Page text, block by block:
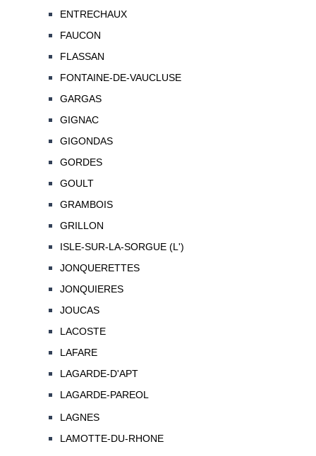
ENTRECHAUX
FAUCON
FLASSAN
FONTAINE-DE-VAUCLUSE
GARGAS
GIGNAC
GIGONDAS
GORDES
GOULT
GRAMBOIS
GRILLON
ISLE-SUR-LA-SORGUE (L')
JONQUERETTES
JONQUIERES
JOUCAS
LACOSTE
LAFARE
LAGARDE-D'APT
LAGARDE-PAREOL
LAGNES
LAMOTTE-DU-RHONE